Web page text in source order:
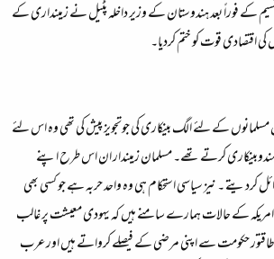
کے فوراً بعد ہندوستان کے وزیر داخلہ پٹیل نے زمینداری کے
اقتصادی قوت کو ختم کردیا۔
نے 1912ء میں مسلمانوں کے لئے الگ بینکاری کی جوتجویز پیش کی تھی وہ اس لئے
کرتے تھے۔ مسلمان زمیندار ان اس طرح اپنے
کردیتے ۔ نیز سیاسی استحکام ہی وہ واحد حربہ ہے جو کسی بھی
کے حالات ہمارے سامنے ہیں کہ یہودی معیشت پر غالب
حکومت سے اپنی مرضی کے فیصلے کرواتے ہیں اور عرب